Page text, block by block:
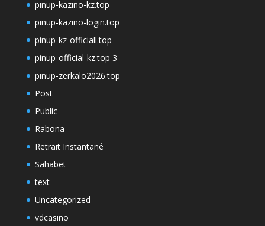
pinup-kazino-kz.top
pinup-kazino-login.top
pinup-kz-officiall.top
pinup-official-kz.top 3
pinup-zerkalo2026.top
Post
Public
Rabona
Retrait Instantané
Sahabet
text
Uncategorized
vdcasino